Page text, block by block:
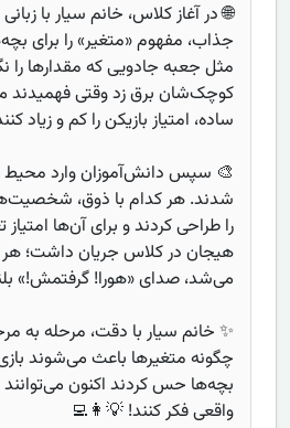
🌐 در آغاز کلاس، خانم سیار با
جذاب، مفهوم «متغیر» را برای
مثل جعبه جادویی که مقدارها را
کوچک‌شان برق زد وقتی فهمیدند
ساده، امتیاز بازیکن را کم و زیاد
🎨 سپس دانش‌آموزان وارد محیط
شدند. هر کدام با ذوق،
را طراحی کردند و برای آن‌ها
هیجان در کلاس جریان داشت؛ هر
می‌شد، صدای «هورا! گرفتمش!»
✨ خانم سیار با دقت، مرحله به
چگونه متغیرها باعث می‌شوند
بچه‌ها حس کردند اکنون
واقعی فکر کنند! 💡👩‍💻